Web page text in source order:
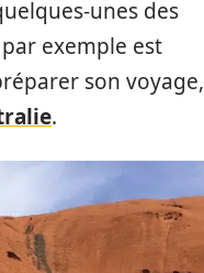
unes des
exemple est
son voyage,
.